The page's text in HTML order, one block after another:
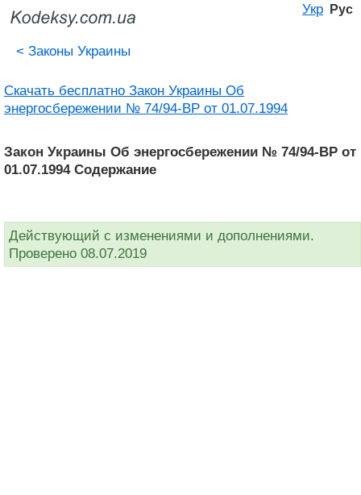
Укр Рус
< Законы Украины
Скачать бесплатно Закон Украины Об
энергосбережении № 74/94-ВР от 01.07.1994
Закон Украины Об энергосбережении № 74/94-ВР от
01.07.1994 Содержание
Действующий с изменениями и дополнениями.
Проверено 08.07.2019